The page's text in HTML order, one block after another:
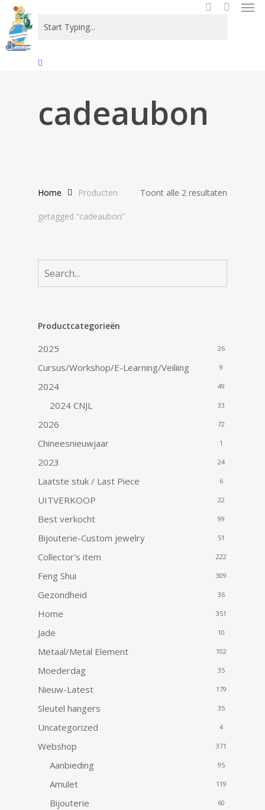
Skip
main
content
Close
cadeaubon
Toont alle 2 resultaten
Home Producten
getagged “cadeaubon”
Productcategorieën
2025 26
Cursus/Workshop/E-Learning/Veiliing 9
2024 49
2024 CNJL 33
2026 72
Chineesnieuwjaar 1
2023 24
Laatste stuk / Last Piece 6
UITVERKOOP 22
Best verkocht 99
Bijouterie-Custom jewelry 51
Collector's item 222
Feng Shui 309
Gezondheid 36
Home 351
Jade 10
Metaal/Metal Element 102
Moederdag 35
Nieuw-Latest 179
Sleutel hangers 35
Uncategorized 4
Webshop 371
Aanbieding 95
Amulet 119
Bijouterie 60